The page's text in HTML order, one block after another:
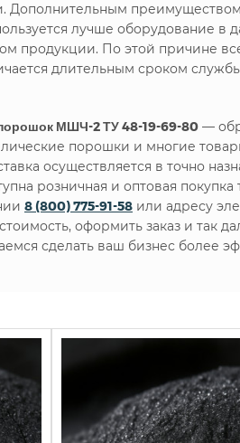
Дополнительным
лучше оборудование в
продукции. По этой причине
длительным сроком
МШЧ-2 ТУ 48-19-69-80 —
порошки и многие
осуществляется в точно
розничная и оптовая
8 (800) 775-91-58 или адресу
оформить заказ и так
сделать ваш бизнес более